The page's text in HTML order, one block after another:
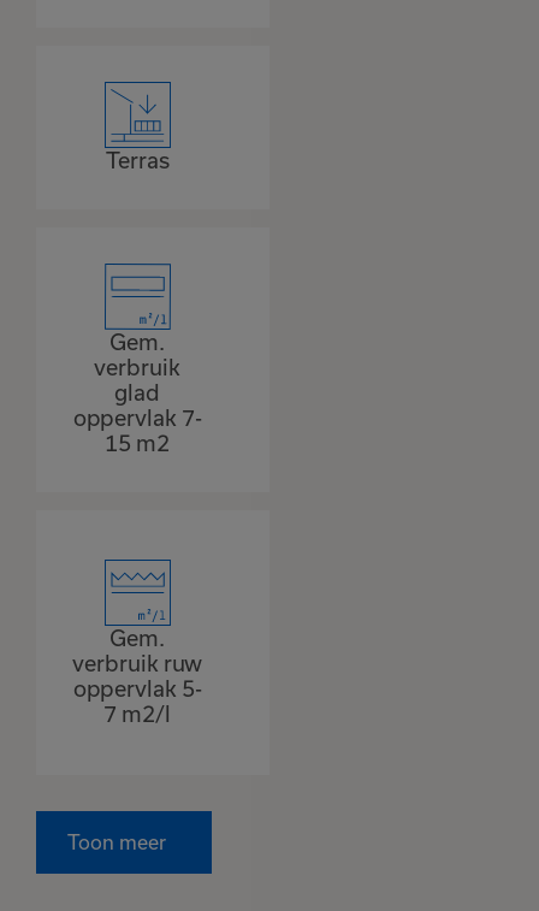
Terras
Gem.
verbruik
glad
oppervlak 7-
15 m2
Gem.
verbruik ruw
oppervlak 5-
7 m2/l
Toon meer